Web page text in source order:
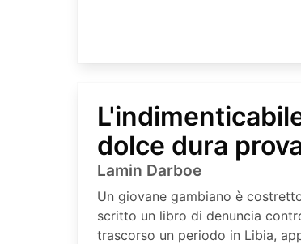
dolce dura
Lamin Darboe
Un giovane gambiano è
scritto un libro di denuncia
trascorso un periodo in Libia,